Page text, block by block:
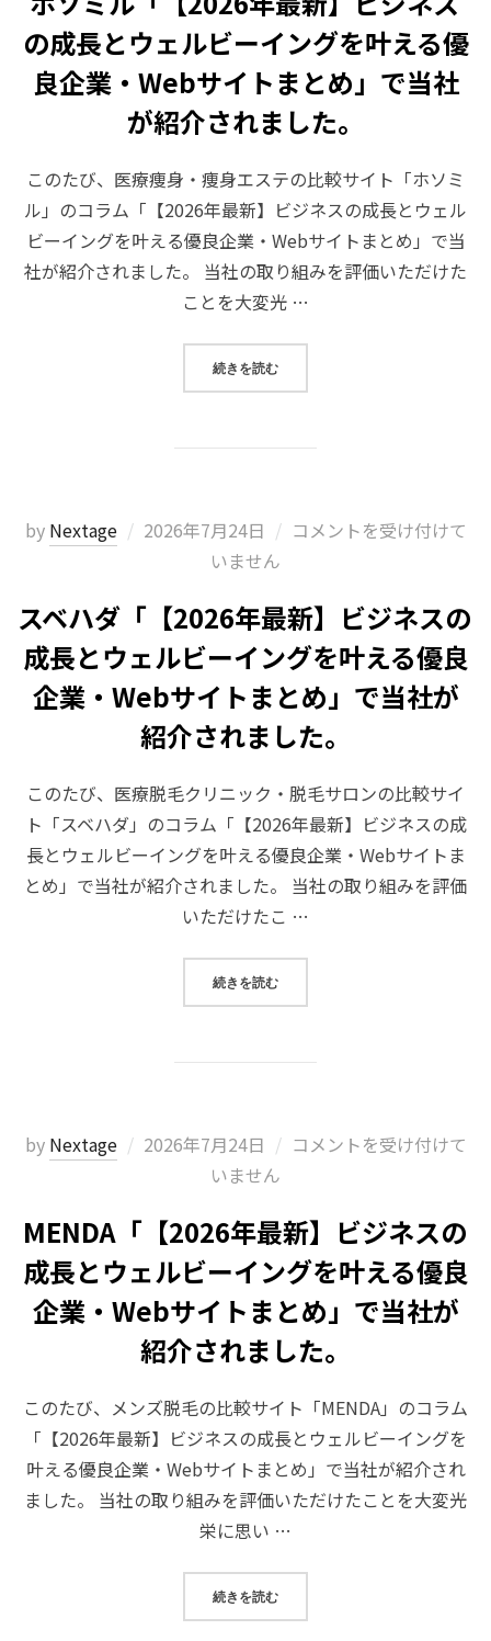
の成長とウェルビーイングを叶える優
良企業・Webサイトまとめ」で当社
が紹介されました。
このたび、医療痩身・痩身エステの比較サイト「ホソミ
ル」のコラム「【2026年最新】ビジネスの成長とウェル
ビーイングを叶える優良企業・Webサイトまとめ」で当
社が紹介されました。 当社の取り組みを評価いただけた
ことを大変光 …
続きを読む“ホソミル「【2026年最新】ビジ
by Nextage
投
2026年7月24日
コメントを受け付けて
いません
スベハダ「【2026年最新】ビジネスの
成長とウェルビーイングを叶える優良
企業・Webサイトまとめ」で当社が
紹介されました。
このたび、医療脱毛クリニック・脱毛サロンの比較サイ
ト「スベハダ」のコラム「【2026年最新】ビジネスの成
長とウェルビーイングを叶える優良企業・Webサイトま
とめ」で当社が紹介されました。 当社の取り組みを評価
いただけたこ …
続きを読む“スベハダ「【2026年最新】ビジ
by Nextage
投
2026年7月24日
コメントを受け付けて
いません
MENDA「【2026年最新】ビジネスの
成長とウェルビーイングを叶える優良
企業・Webサイトまとめ」で当社が
紹介されました。
このたび、メンズ脱毛の比較サイト「MENDA」のコラム
「【2026年最新】ビジネスの成長とウェルビーイングを
叶える優良企業・Webサイトまとめ」で当社が紹介され
ました。 当社の取り組みを評価いただけたことを大変光
栄に思い …
続きを読む“MENDA「【2026年最新】ビジネ